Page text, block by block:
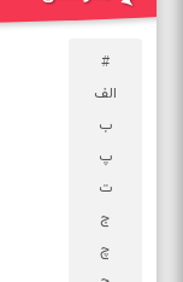
#
الف
ب
پ
ت
ج
چ